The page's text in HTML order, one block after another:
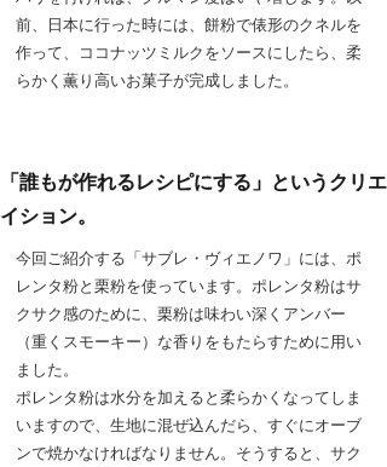
前、日本に行った時には、餅粉で俵形のクネルを
作って、ココナッツミルクをソースにしたら、柔
らかく薫り高いお菓子が完成しました。
「誰もが作れるレシピにする」というクリエ
イション。
今回ご紹介する「サブレ・ヴィエノワ」には、ポ
レンタ粉と栗粉を使っています。ポレンタ粉はサ
クサク感のために、栗粉は味わい深くアンバー
（重くスモーキー）な香りをもたらすために用い
ました。
ポレンタ粉は水分を加えると柔らかくなってしま
いますので、生地に混ぜ込んだら、すぐにオーブ
ンで焼かなければなりません。そうすると、サク